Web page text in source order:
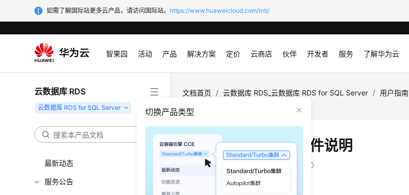
如需了解国际站更多云产品，请访问国际站。 https://www.huaweicloud.com/intl/
智果园 活动 产品 解决方案 定价 云商店 伙伴 开发者 服务 了解华为云
云数据库 RDS
切换产品类型
最新动态
服务公告
文档首页 / 云数据库 RDS_云数据库 RDS for SQL Server / 用户指南
事件监控支持的事件说明
更新时间： 2026-05-19 GMT+08:00